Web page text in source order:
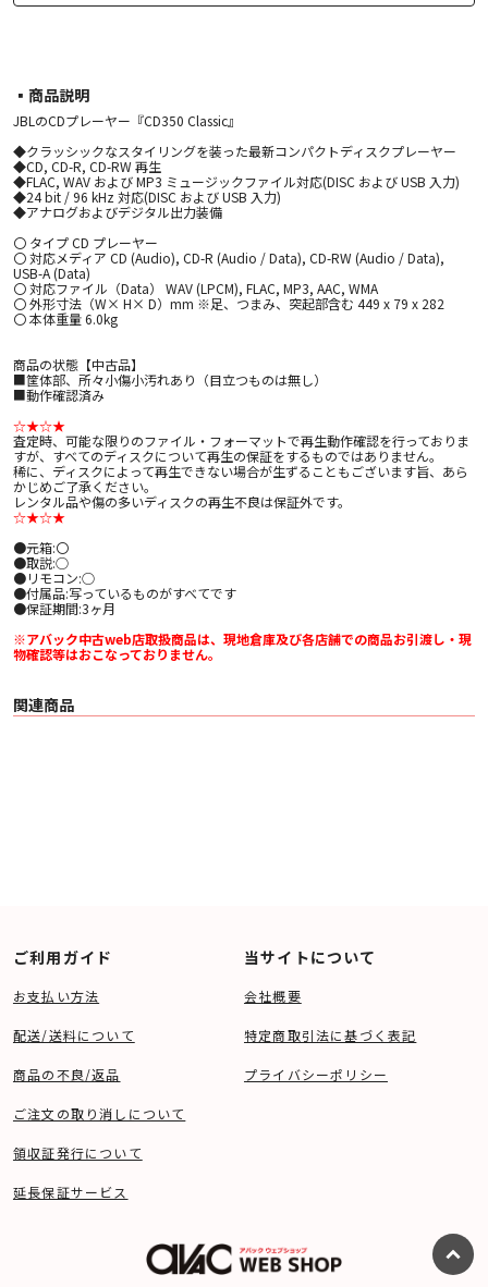
▪︎商品説明
JBLのCDプレーヤー『CD350 Classic』
◆クラッシックなスタイリングを装った最新コンパクトディスクプレーヤー
◆CD, CD-R, CD-RW 再生
◆FLAC, WAV および MP3 ミュージックファイル対応(DISC および USB 入力)
◆24 bit / 96 kHz 対応(DISC および USB 入力)
◆アナログおよびデジタル出力装備
〇 タイプ CD プレーヤー
〇 対応メディア CD (Audio), CD-R (Audio / Data), CD-RW (Audio / Data),
USB-A (Data)
〇 対応ファイル（Data） WAV (LPCM), FLAC, MP3, AAC, WMA
〇 外形寸法（W× H× D）mm ※足、つまみ、突起部含む 449 x 79 x 282
〇 本体重量 6.0kg
商品の状態【中古品】
■筐体部、所々小傷小汚れあり（目立つものは無し）
■動作確認済み
☆★☆★
査定時、可能な限りのファイル・フォーマットで再生動作確認を行っておりま
すが、すべてのディスクについて再生の保証をするものではありません。
稀に、ディスクによって再生できない場合が生ずることもございます旨、あら
かじめご了承ください。
レンタル品や傷の多いディスクの再生不良は保証外です。
☆★☆★
●元箱:〇
●取説:○
●リモコン:○
●付属品:写っているものがすべてです
●保証期間:3ヶ月
※アバック中古web店取扱商品は、現地倉庫及び各店舗での商品お引渡し・現
物確認等はおこなっておりません。
関連商品
ご利用ガイド
お支払い方法
配送/送料について
商品の不良/返品
ご注文の取り消しについて
領収証発行について
延長保証サービス
当サイトについて
会社概要
特定商取引法に基づく表記
プライバシーポリシー